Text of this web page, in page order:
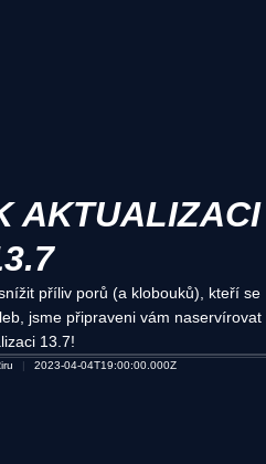
AKTUALIZACI
příliv porů (a klobouků), kteří se
jsme připraveni vám naservírovat
13.7!
2023-04-04T19:00:00.000Z